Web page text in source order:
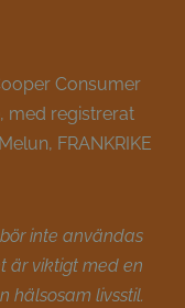
Consumer
med registrerat
FRANKRIKE
inte användas
är viktigt med en
hälsosam livsstil.